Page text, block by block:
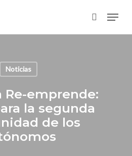
search
Menu
Noticias
Re-emprende:
la segunda
de los